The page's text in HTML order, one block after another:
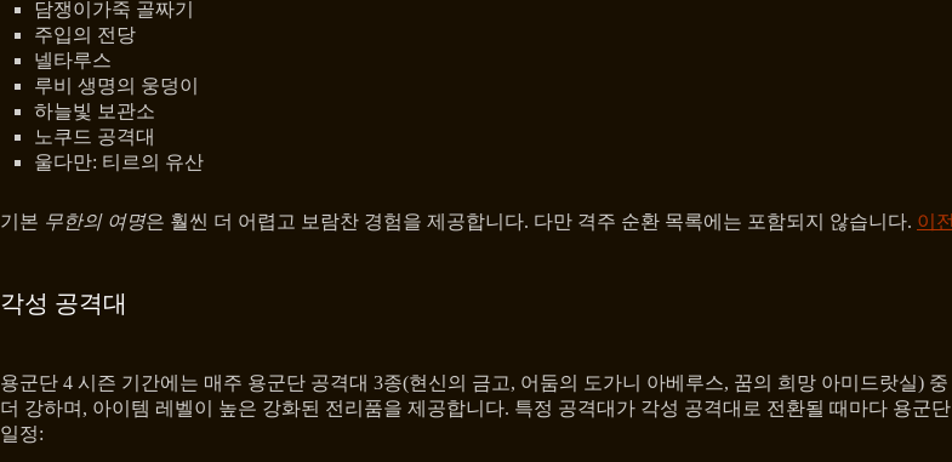
담쟁이가죽 골짜기
주입의 전당
넬타루스
루비 생명의 웅덩이
하늘빛 보관소
노쿠드 공격대
울다만: 티르의 유산
기본 무한의 여명은 훨씬 더 어렵고 보람찬 경험을 제공합니다. 다만 격주 순환 목록에는 포함되지 않습니다. 이
각성 공격대
용군단 4 시즌 기간에는 매주 용군단 공격대 3종(현신의 금고, 어둠의 도가니 아베루스, 꿈의 희망 아미드랏실)
더 강하며, 아이템 레벨이 높은 강화된 전리품을 제공합니다. 특정 공격대가 각성 공격대로 전환될 때마다 용군
일정: